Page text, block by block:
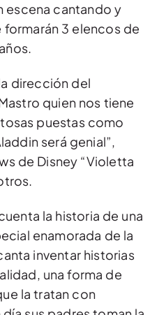
escena cantando y
formarán 3 elencos de
dirección del
quien nos tiene
puestas como
será genial”,
de Disney “Violetta
la historia de una
enamorada de la
inventar historias
una forma de
la tratan con